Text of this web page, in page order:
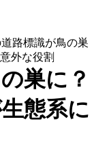
路標識が鳥の巣
外な役割
巣に？
態系に